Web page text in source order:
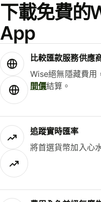
下載免費的
App
比較匯款服務供應
Wise絕無隱藏費用
間價結算。
追蹤實時匯率
將首選貨幣加入心